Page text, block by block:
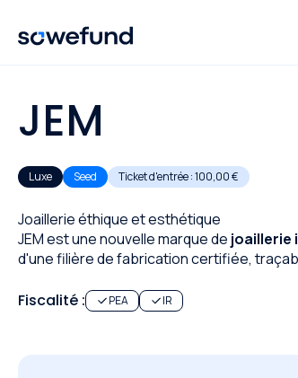
JEM
Luxe Seed Ticket d'entrée :100,00 €
Fiscalité : PEA IR
Joaillerie éthique et esthétique
JEM est une nouvelle marque de joaillerie
d'une filière de fabrication certifiée,